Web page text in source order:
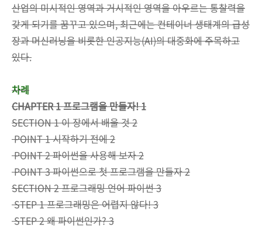
산업의 미시적인 영역과 거시적인 영역을 아우르는 통찰력을
갖게 되기를 꿈꾸고 있으며, 최근에는 컨테이너 생태계의 급성
장과 머신러닝을 비롯한 인공지능(AI)의 대중화에 주목하고
있다.
차례
CHAPTER 1 프로그램을 만들자! 1
SECTION 1 이 장에서 배울 것 2
POINT 1 시작하기 전에 2
POINT 2 파이썬을 사용해 보자 2
POINT 3 파이썬으로 첫 프로그램을 만들자 2
SECTION 2 프로그래밍 언어 파이썬 3
STEP 1 프로그래밍은 어렵지 않다! 3
STEP 2 왜 파이썬인가? 3